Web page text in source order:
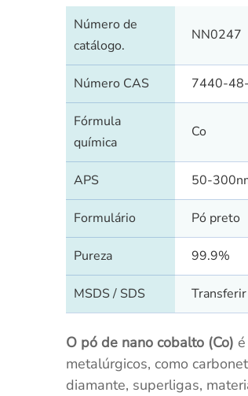
Número de
catálogo.
NN0247
Número CAS 7440-
Fórmula
química
Co
APS 50-
Formulário Pó preto
Pureza 99.9%
MSDS / SDS
O pó de nano cobalto (Co)
metalúrgicos, como
diamante, superligas,